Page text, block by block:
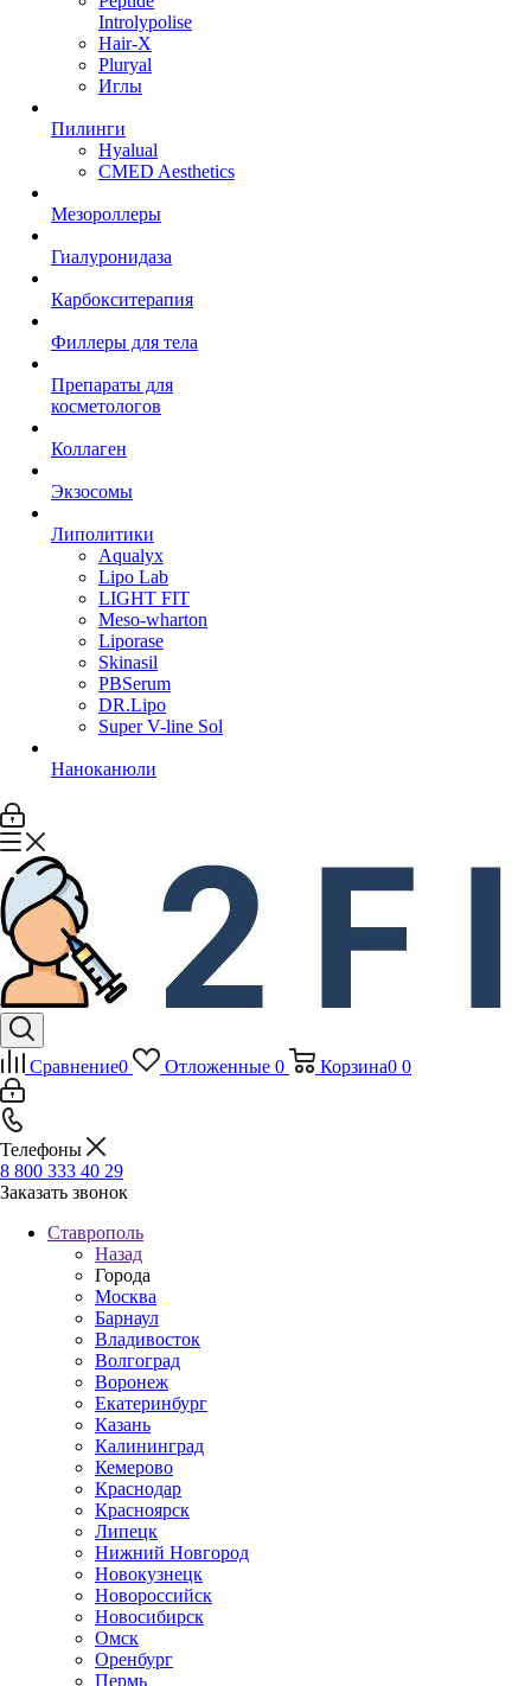
Introlypolise
Hair-X
Pluryal
Иглы
Пилинги
Hyalual
CMED Aesthetics
Мезороллеры
Гиалуронидаза
Карбокситерапия
Филлеры для тела
Препараты для
косметологов
Коллаген
Экзосомы
Липолитики
Aqualyx
Lipo Lab
LIGHT FIT
Meso-wharton
Liporase
Skinasil
PBSerum
DR.Lipo
Super V-line Sol
Наноканюли
Сравнение0 Отложенные 0 Корзина0 0
Телефоны
8 800 333 40 29
Заказать звонок
Ставрополь
Назад
Города
Москва
Барнаул
Владивосток
Волгоград
Воронеж
Екатеринбург
Казань
Калининград
Кемерово
Краснодар
Красноярск
Липецк
Нижний Новгород
Новокузнецк
Новороссийск
Новосибирск
Омск
Оренбург
Пермь